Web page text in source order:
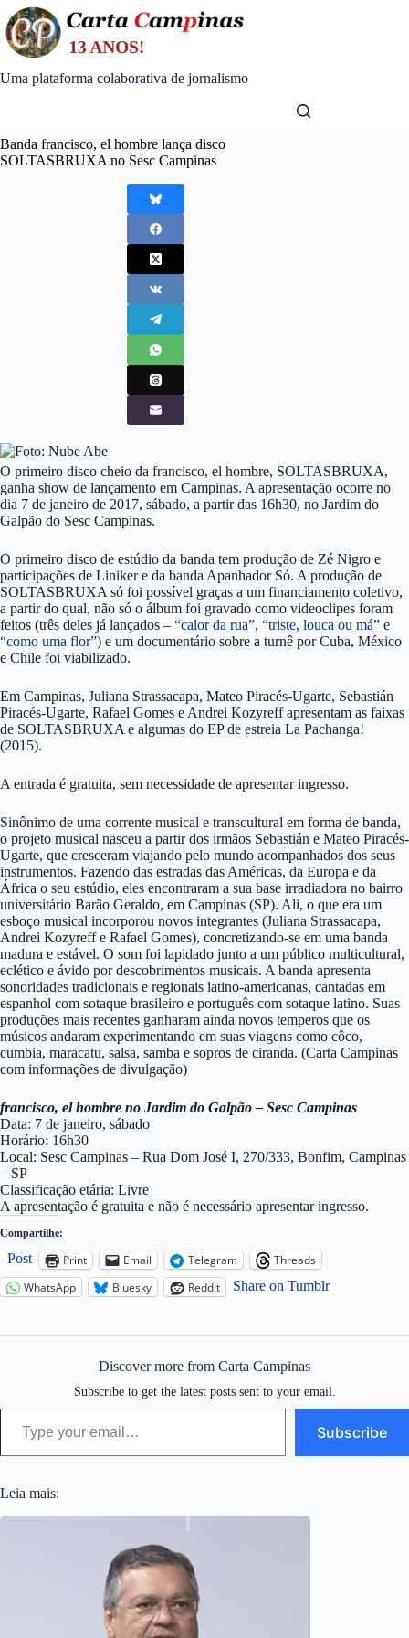
Skip
to
content
Uma plataforma colaborativa de jornalismo
​Banda francisco, el hombre lança disco
SOLTASBRUXA no Sesc Campinas
O primeiro disco cheio da francisco, el hombre, SOLTASBRUXA,
ganha show de lançamento em Campinas. A apresentação ocorre no
dia 7 de janeiro de 2017, sábado, a partir das 16h30, no Jardim do
Galpão do Sesc Campinas.
O primeiro disco de estúdio da banda tem produção de Zé Nigro e
participações de Liniker e da banda Apanhador Só. A produção de
SOLTASBRUXA só foi possível graças a um financiamento coletivo,
a partir do qual, não só o álbum foi gravado como videoclipes foram
feitos (três deles já lançados – “calor da rua”, “triste, louca ou má” e
“como uma flor”) e um documentário sobre a turnê por Cuba, México
e Chile foi viabilizado.
Em Campinas, Juliana Strassacapa, Mateo Piracés-Ugarte, Sebastián
Piracés-Ugarte, Rafael Gomes e Andrei Kozyreff apresentam as faixas
de SOLTASBRUXA e algumas do EP de estreia La Pachanga!
(2015).
A entrada é gratuita, sem necessidade de apresentar ingresso.
Sinônimo de uma corrente musical e transcultural em forma de banda,
o projeto musical nasceu a partir dos irmãos Sebastián e Mateo Piracés-
Ugarte, que cresceram viajando pelo mundo acompanhados dos seus
instrumentos. Fazendo das estradas das Américas, da Europa e da
África o seu estúdio, eles encontraram a sua base irradiadora no bairro
universitário Barão Geraldo, em Campinas (SP). Ali, o que era um
esboço musical incorporou novos integrantes (Juliana Strassacapa,
Andrei Kozyreff e Rafael Gomes), concretizando-se em uma banda
madura e estável. O som foi lapidado junto a um público multicultural,
eclético e ávido por descobrimentos musicais. A banda apresenta
sonoridades tradicionais e regionais latino-americanas, cantadas em
espanhol com sotaque brasileiro e português com sotaque latino. Suas
produções mais recentes ganharam ainda novos temperos que os
músicos andaram experimentando em suas viagens como côco,
cumbia, maracatu, salsa, samba e sopros de ciranda. (Carta Campinas
com informações de divulgação)
francisco, el hombre no Jardim do Galpão – Sesc Campinas
Data: 7 de janeiro, sábado
Horário: 16h30
Local: Sesc Campinas – Rua Dom José I, 270/333, Bonfim, Campinas
– SP
Classificação etária: Livre
A apresentação é gratuita e não é necessário apresentar ingresso.
Compartilhe:
Post Print Email Telegram
Threads
WhatsApp
Bluesky Reddit Share on Tumblr
Discover more from Carta Campinas
Subscribe to get the latest posts sent to your email.
Type your email…
Subscribe
Leia mais: